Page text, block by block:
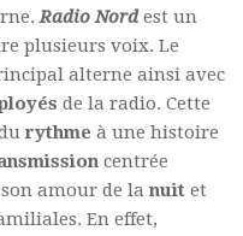
Radio Nord est un
plusieurs voix. Le
alterne ainsi avec
de la radio. Cette
rythme à une histoire
centrée
amour de lanuit et
En effet,